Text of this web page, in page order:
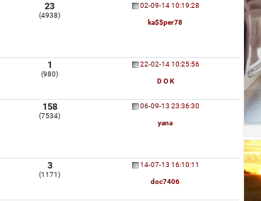
23
(4938)
02-09-14 10:19:28
ka$$per78
1
(980)
22-02-14 10:25:56
D O K
158
(7534)
06-09-13 23:36:30
yana
3
(1171)
14-07-13 16:10:11
doc7406